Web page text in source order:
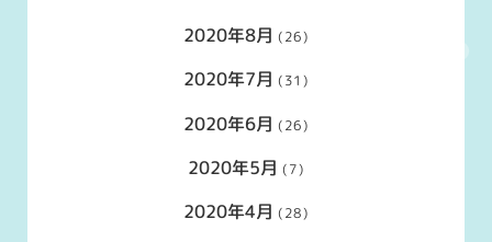
2020年8月 (26)
2020年7月 (31)
2020年6月 (26)
2020年5月 (7)
2020年4月 (28)